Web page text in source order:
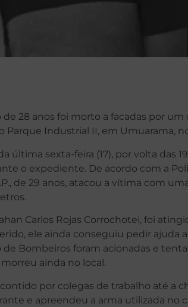
28 anos foi morto a facadas por
Parque Industrial II, em Umuarama,
última sexta-feira (17), por volta das
o expediente. De acordo com a
de 29 anos, atacou a vítima com
Carlos Rojas Corrochotei, foi
ele ainda conseguiu pedir ajuda
Bombeiros foram acionadas e
ainda no local.
por colegas de trabalho até a
e apreendeu a arma utilizada no